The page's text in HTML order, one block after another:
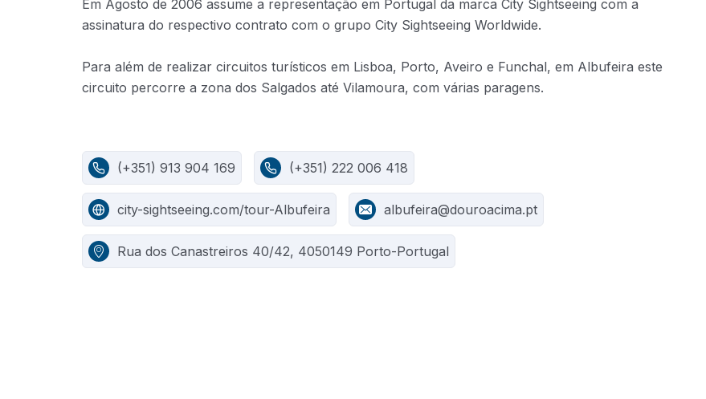
Em Agosto de 2006 assume a representação em Portugal da marca City Sightseeing com a
assinatura do respectivo contrato com o grupo City Sightseeing Worldwide.
Para além de realizar circuitos turísticos em Lisboa, Porto, Aveiro e Funchal, em Albufeira este
circuito percorre a zona dos Salgados até Vilamoura, com várias paragens.
(+351) 913 904 169 (+351) 222 006 418
city-sightseeing.com/tour-Albufeira albufeira@douroacima.pt
Rua dos Canastreiros 40/42, 4050149 Porto-Portugal